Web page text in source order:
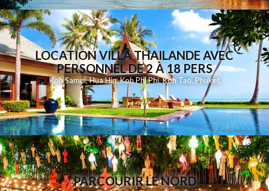
LOCATION VILLA THAILANDE AVEC
PERSONNEL DE 2 À 18 PERS
Koh Samui,Hua Hin,Koh Phi Phi,Koh Tao, Phuket
PARCOURIR LE NORD